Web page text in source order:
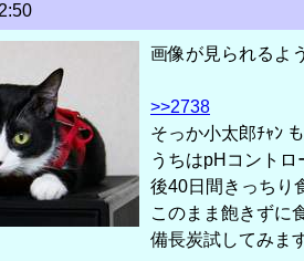
画像が見られるよ
>>2738
そっか小太郎ﾁｬﾝ
うちはpHコント
後40日間きっち
このまま飽きずに
備長炭試してみま